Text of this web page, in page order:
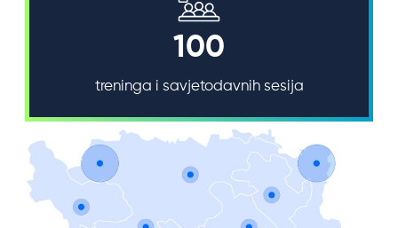
100
treninga i savjetodavnih sesija